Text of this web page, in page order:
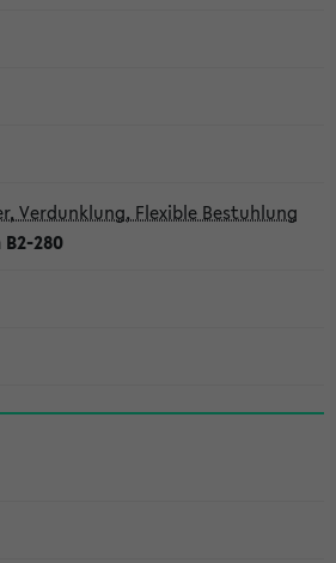
Verdunklung, Flexible Bestuhlung
280